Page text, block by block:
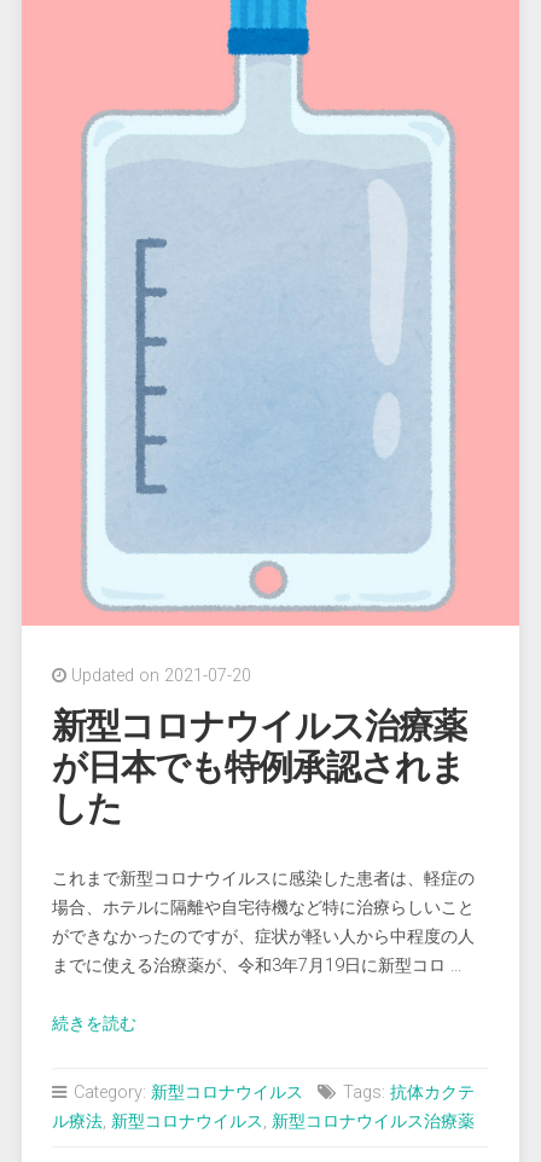
に
が
登
場”
Updated on 2021-07-20
新型コロナウイルス治療薬
が日本でも特例承認されま
した
これまで新型コロナウイルスに感染した患者は、軽症の
場合、ホテルに隔離や自宅待機など特に治療らしいこと
ができなかったのですが、症状が軽い人から中程度の人
までに使える治療薬が、令和3年7月19日に新型コロ …
続きを読む“新
ロ
Category: 新型コロナウイルス Tags: 抗体カクテ
ル療法, 新型コロナウイルス, 新型コロナウイルス治療薬